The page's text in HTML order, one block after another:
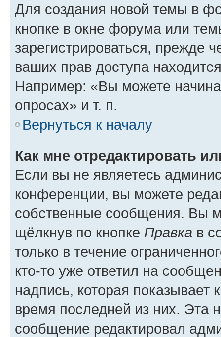
Для создания новой темы в
кнопке в окне форума или
зарегистрироваться, прежде
ваших прав доступа
Например: «Вы можете
опросах» и т. п.
Вернуться к началу
Как мне отредактировать
Если вы не являетесь
конференции, вы можете
собственные сообщения. Вы
щёлкнув по кнопке Правка в
только в течение
кто-то уже ответил на
надпись, которая показывает
время последней из них. Эта
сообщение редактировал